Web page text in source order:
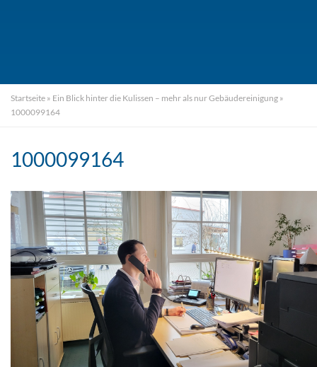
Startseite » Ein Blick hinter die Kulissen – mehr als nur Gebäudereinigung »
1000099164
1000099164